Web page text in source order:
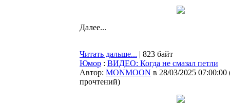
Далее...
Читать дальше... | 823 байт
Юмор : ВИДЕО: Когда не смазал петли
Автор: MONMOON в 28/03/2025 07:00:00
прочтений)